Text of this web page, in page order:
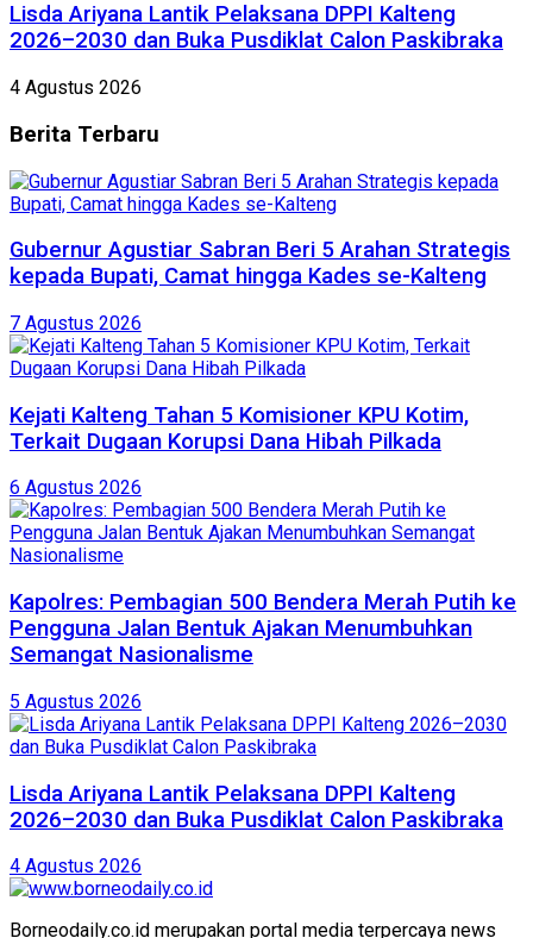
Lisda Ariyana Lantik Pelaksana DPPI Kalteng
2026–2030 dan Buka Pusdiklat Calon Paskibraka
4 Agustus 2026
Berita Terbaru
Gubernur Agustiar Sabran Beri 5 Arahan Strategis
kepada Bupati, Camat hingga Kades se-Kalteng
7 Agustus 2026
Kejati Kalteng Tahan 5 Komisioner KPU Kotim,
Terkait Dugaan Korupsi Dana Hibah Pilkada
6 Agustus 2026
Kapolres: Pembagian 500 Bendera Merah Putih ke
Pengguna Jalan Bentuk Ajakan Menumbuhkan
Semangat Nasionalisme
5 Agustus 2026
Lisda Ariyana Lantik Pelaksana DPPI Kalteng
2026–2030 dan Buka Pusdiklat Calon Paskibraka
4 Agustus 2026
Borneodaily.co.id merupakan portal media terpercaya news